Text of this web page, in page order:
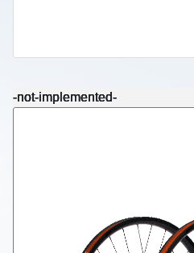
-not-implemented-
-not-implemented-
-not-implemented-
-not-implemented-